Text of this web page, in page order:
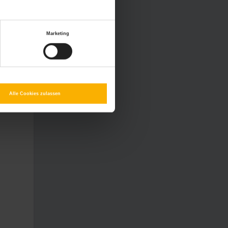
Marketing
Alle Cookies zulassen